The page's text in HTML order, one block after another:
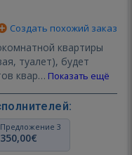
Создать похожий заказ
квартиры
туалет), будет
квар… Показать ещё
Предложение 3
350,00€